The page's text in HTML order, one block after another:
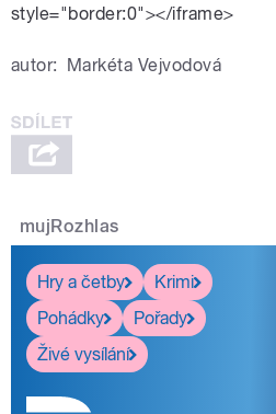
style="border:0"></iframe>
autor: Markéta Vejvodová
mujRozhlas
Hry a četby
Krimi
Pohádky
Pořady
Živé vysílání